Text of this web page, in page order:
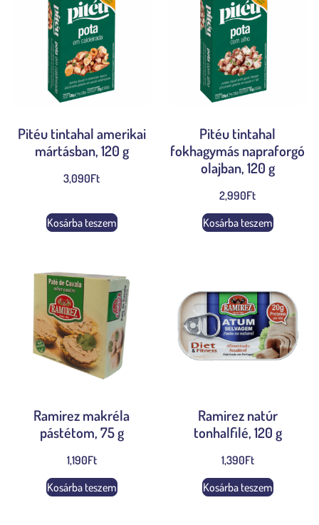
Pitéu tintahal amerikai
mártásban, 120 g
3,090Ft
Kosárba teszem
Pitéu tintahal
fokhagymás napraforgó
olajban, 120 g
2,990Ft
Kosárba teszem
Ramirez makréla
pástétom, 75 g
1,190Ft
Kosárba teszem
Ramirez natúr
tonhalfilé, 120 g
1,390Ft
Kosárba teszem